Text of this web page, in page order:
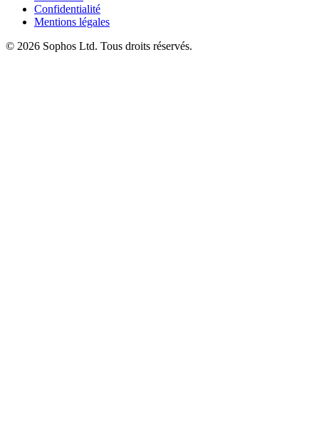
Confidentialité
Mentions légales
© 2026 Sophos Ltd. Tous droits réservés.